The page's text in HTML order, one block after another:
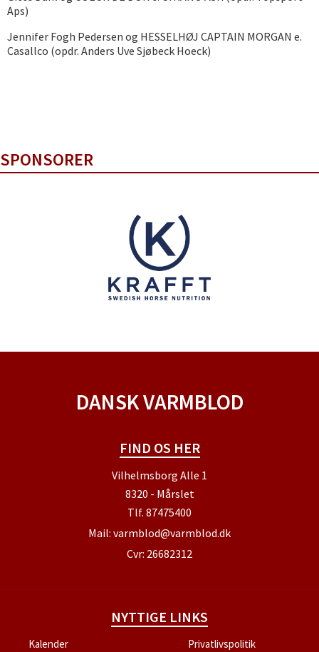
Aps)
Jennifer Fogh Pedersen og HESSELHØJ CAPTAIN MORGAN e.
Casallco (opdr. Anders Uve Sjøbeck Hoeck)
SPONSORER
DANSK VARMBLOD
FIND OS HER
Vilhelmsborg Alle 1
8320 - Mårslet
Tlf. 87475400
Mail: varmblod@varmblod.dk
Cvr: 26682312
NYTTIGE LINKS
Kalender
Privatlivspolitik